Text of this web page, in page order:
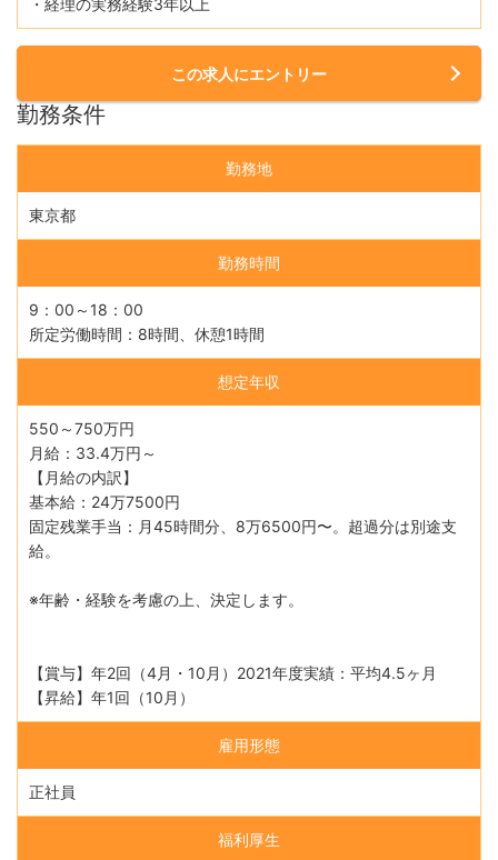
この求人にエントリー
勤務条件
勤務地
東京都
勤務時間
9：00～18：00
所定労働時間：8時間、休憩1時間
想定年収
550～750万円
月給：33.4万円～
【月給の内訳】
基本給：24万7500円
固定残業手当：月45時間分、8万6500円〜。超過分は別途支
給。
※年齢・経験を考慮の上、決定します。
【賞与】年2回（4月・10月）2021年度実績：平均4.5ヶ月
【昇給】年1回（10月）
雇用形態
正社員
福利厚生